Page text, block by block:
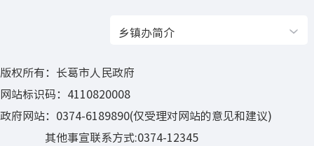
乡镇办简介
版权所有：长葛市人民政府
网站标识码：4110820008
政府网站：0374-6189890(仅受理对网站的意见和建议)
其他事宣联系方式:0374-12345